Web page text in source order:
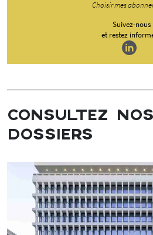
Choisir mes
Suivez-nous
et restez
CONSULTEZ
DOSSIERS